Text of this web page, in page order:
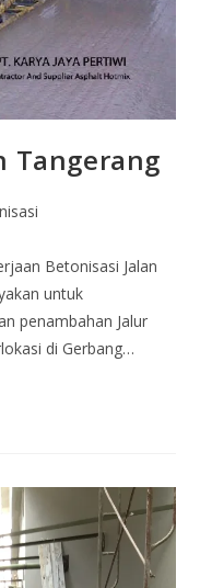
Tangerang
Betonisasi Jalan
untuk
penambahan Jalur
di Gerbang…